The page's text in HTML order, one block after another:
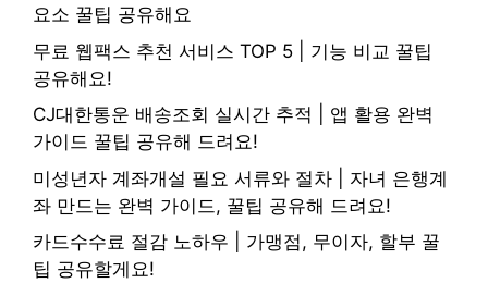
요소 꿀팁 공유해요
무료 웹팩스 추천 서비스 TOP 5 | 기능 비교 꿀팁
공유해요!
CJ대한통운 배송조회 실시간 추적 | 앱 활용 완벽
가이드 꿀팁 공유해 드려요!
미성년자 계좌개설 필요 서류와 절차 | 자녀 은행계
좌 만드는 완벽 가이드, 꿀팁 공유해 드려요!
카드수수료 절감 노하우 | 가맹점, 무이자, 할부 꿀
팁 공유할게요!